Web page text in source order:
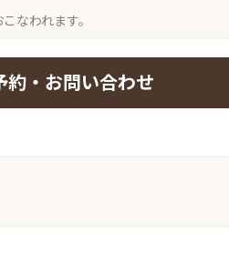
なわれます。
・お問い合わせ